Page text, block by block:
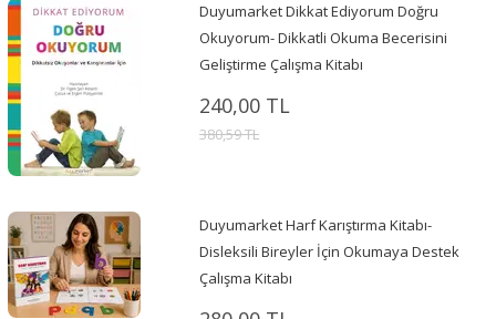
Duyumarket Dikkat Ediyorum Doğru
Okuyorum- Dikkatli Okuma Becerisini
Geliştirme Çalışma Kitabı
240,00 TL
380,59 TL
Duyumarket Harf Karıştırma Kitabı-
Disleksili Bireyler İçin Okumaya Destek
Çalışma Kitabı